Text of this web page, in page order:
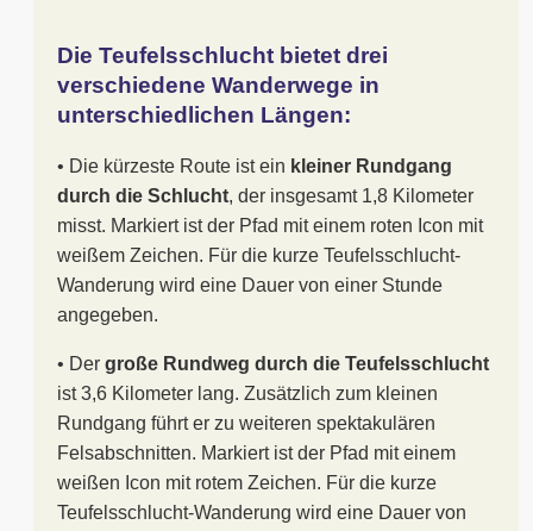
Die Teufelsschlucht bietet drei
verschiedene Wanderwege in
unterschiedlichen Längen:
• Die kürzeste Route ist ein kleiner Rundgang
durch die Schlucht, der insgesamt 1,8 Kilometer
misst. Markiert ist der Pfad mit einem roten Icon mit
weißem Zeichen. Für die kurze Teufelsschlucht-
Wanderung wird eine Dauer von einer Stunde
angegeben.
• Der große Rundweg durch die Teufelsschlucht
ist 3,6 Kilometer lang. Zusätzlich zum kleinen
Rundgang führt er zu weiteren spektakulären
Felsabschnitten. Markiert ist der Pfad mit einem
weißen Icon mit rotem Zeichen. Für die kurze
Teufelsschlucht-Wanderung wird eine Dauer von